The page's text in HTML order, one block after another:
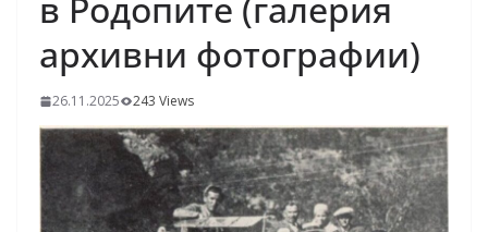
в Родопите (галерия
архивни фотографии)
26.11.2025 243 Views